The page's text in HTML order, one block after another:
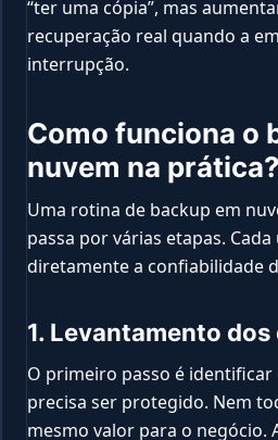
“ter uma cópia”, mas
recuperação real quando a
interrupção.
Como funciona o
nuvem na prática?
Uma rotina de backup em
passa por várias etapas.
diretamente a confiabilidade
1. Levantamento
O primeiro passo é
precisa ser protegido. Nem
mesmo valor para o negócio.